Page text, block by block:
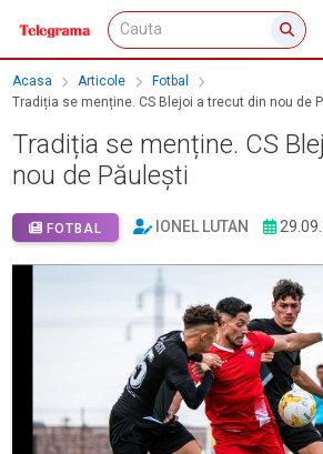
Acasa Articole
Fotbal
Tradiția se menține. CS Blejoi a trecut din nou de
Tradiția se menține. CS
nou de Păulești
FOTBAL IONEL LUTAN